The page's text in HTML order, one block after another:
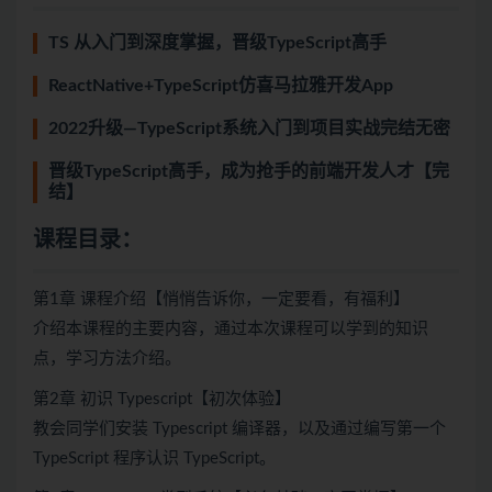
TS 从入门到深度掌握，晋级TypeScript高手
ReactNative+TypeScript仿喜马拉雅开发App
2022升级—TypeScript系统入门到项目实战完结无密
晋级TypeScript高手，成为抢手的前端开发人才【完
结】
课程目录：
第1章 课程介绍【悄悄告诉你，一定要看，有福利】
介绍本课程的主要内容，通过本次课程可以学到的知识
点，学习方法介绍。
第2章 初识 Typescript【初次体验】
教会同学们安装 Typescript 编译器，以及通过编写第一个
TypeScript 程序认识 TypeScript。